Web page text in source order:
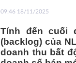
09:46 18/11/2025
Tính đến cuối
(backlog) của
doanh thu bất